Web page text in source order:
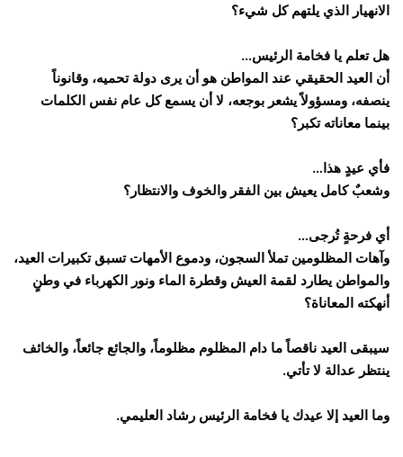
الانهيار الذي يلتهم كل شيء؟
هل تعلم يا فخامة الرئيس…
أن العيد الحقيقي عند المواطن هو أن يرى دولة تحميه، وقانوناً
ينصفه، ومسؤولاً يشعر بوجعه، لا أن يسمع كل عام نفس الكلمات
بينما معاناته تكبر؟
فأي عيدٍ هذا…
وشعبٌ كامل يعيش بين الفقر والخوف والانتظار؟
أي فرحةٍ تُرجى…
وآهات المظلومين تملأ السجون، ودموع الأمهات تسبق تكبيرات العيد،
والمواطن يطارد لقمة العيش وقطرة الماء ونور الكهرباء في وطنٍ
أنهكته المعاناة؟
سيبقى العيد ناقصاً ما دام المظلوم مظلوماً، والجائع جائعاً، والخائف
ينتظر عدالة لا تأتي.
وما العيد إلا عيدك يا فخامة الرئيس رشاد العليمي.